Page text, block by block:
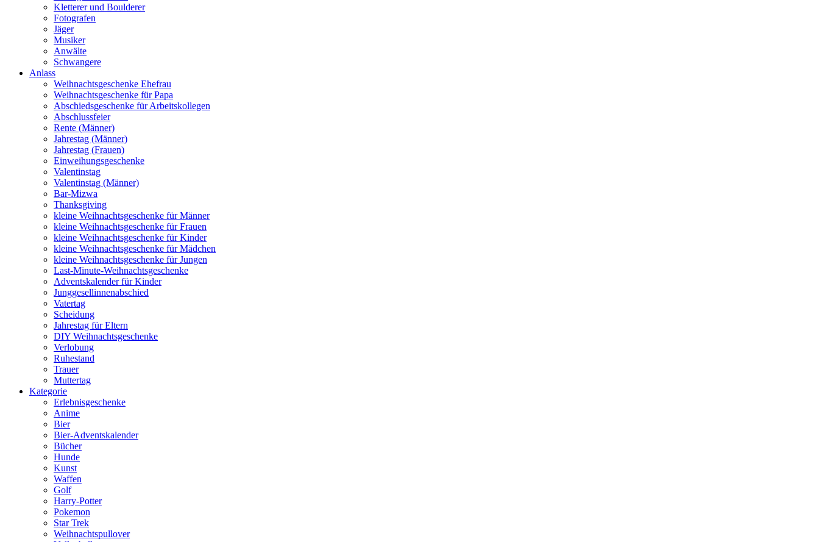
Kletterer und Boulderer
Fotografen
Jäger
Musiker
Anwälte
Schwangere
Anlass
Weihnachtsgeschenke Ehefrau
Weihnachtsgeschenke für Papa
Abschiedsgeschenke für Arbeitskollegen
Abschlussfeier
Rente (Männer)
Jahrestag (Männer)
Jahrestag (Frauen)
Einweihungsgeschenke
Valentinstag
Valentinstag (Männer)
Bar-Mizwa
Thanksgiving
kleine Weihnachtsgeschenke für Männer
kleine Weihnachtsgeschenke für Frauen
kleine Weihnachtsgeschenke für Kinder
kleine Weihnachtsgeschenke für Mädchen
kleine Weihnachtsgeschenke für Jungen
Last-Minute-Weihnachtsgeschenke
Adventskalender für Kinder
Junggesellinnenabschied
Vatertag
Scheidung
Jahrestag für Eltern
DIY Weihnachtsgeschenke
Verlobung
Ruhestand
Trauer
Muttertag
Kategorie
Erlebnisgeschenke
Anime
Bier
Bier-Adventskalender
Bücher
Hunde
Kunst
Waffen
Golf
Harry-Potter
Pokemon
Star Trek
Weihnachtspullover